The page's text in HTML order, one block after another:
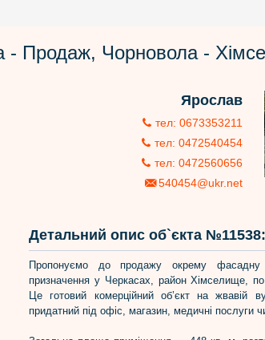
- Продаж, Чорновола -
Ярослав
тел: 0673353211
тел: 0472540454
тел: 0472560656
540454@ukr.net
Детальний опис об`єкта №11538:
Пропонуємо до продажу окрему фасадну
призначення у Черкасах, район Хімселище,
Це готовий комерційний об’єкт на жвавій
придатний під офіс, магазин, медичні послуги